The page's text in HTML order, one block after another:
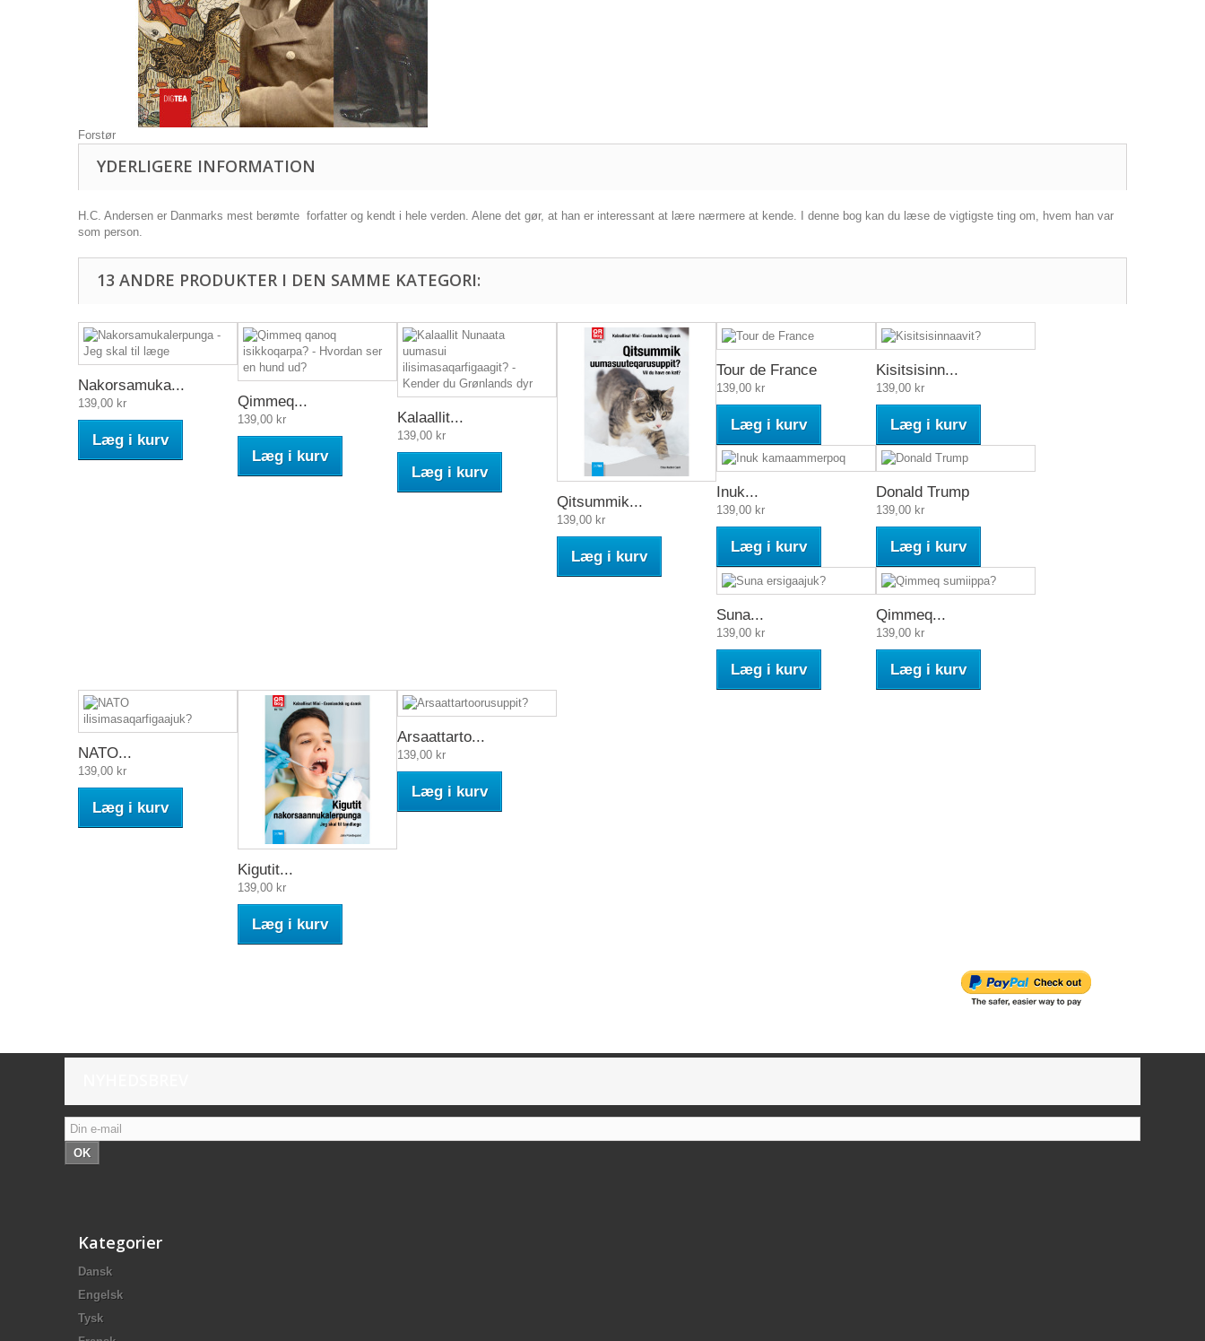
Forstør
YDERLIGERE INFORMATION
H.C. Andersen er Danmarks mest berømte forfatter og kendt i hele verden. Alene det gør, at han er interessant at lære nærmere at kende. I denne bog kan du læse de vigtigste ting om, hvem han var
som person.
13 ANDRE PRODUKTER I DEN SAMME KATEGORI:
Nakorsamuka...
139,00 kr
Læg i kurv
Qimmeq...
139,00 kr
Læg i kurv
Kalaallit...
139,00 kr
Læg i kurv
Qitsummik...
139,00 kr
Læg i kurv
Tour de France
139,00 kr
Læg i kurv
Kisitsisinn...
139,00 kr
Læg i kurv
Inuk...
139,00 kr
Læg i kurv
Donald Trump
139,00 kr
Læg i kurv
Suna...
139,00 kr
Læg i kurv
Qimmeq...
139,00 kr
Læg i kurv
NATO...
139,00 kr
Læg i kurv
Kigutit...
139,00 kr
Læg i kurv
Arsaattarto...
139,00 kr
Læg i kurv
OK
Kategorier
Dansk
Engelsk
Tysk